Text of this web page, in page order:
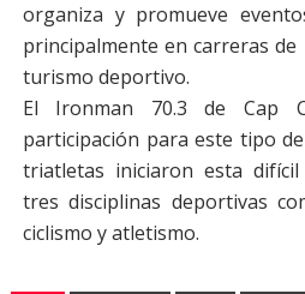
organiza y promueve
principalmente en carreras
turismo deportivo.
El Ironman 70.3 de Cap
participación para este tipo
triatletas iniciaron esta
tres disciplinas deportivas
ciclismo y atletismo.